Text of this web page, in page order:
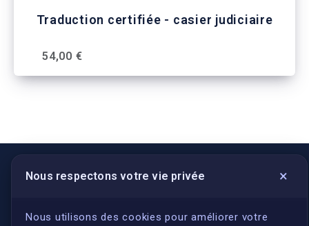
Traduction certifiée - casier judiciaire
54,00 €
Nous respectons votre vie privée ×
Nous utilisons des cookies pour améliorer votre
LIENS UTILES
S'inscrire